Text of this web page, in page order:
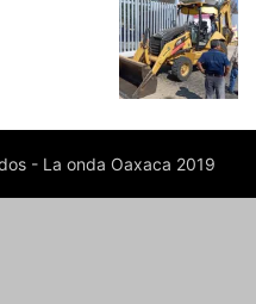
- La onda Oaxaca 2019